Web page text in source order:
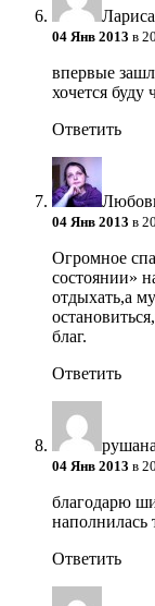
Лариса
04 Янв 2013 в
впервые
хочется
Ответить
04 Янв 2013 в
Огромное
состоянии»
отдыхать,а
благ.
Ответить
рушана
04 Янв 2013 в
благодарю
наполнилась
Ответить